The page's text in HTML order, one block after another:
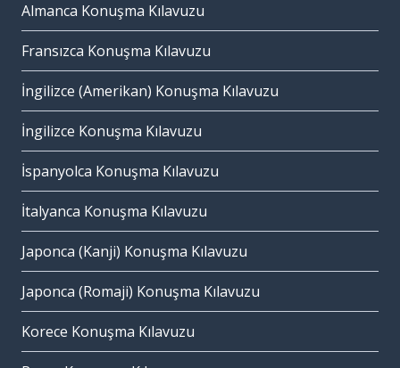
Almanca Konuşma Kılavuzu
Fransızca Konuşma Kılavuzu
İngilizce (Amerikan) Konuşma Kılavuzu
İngilizce Konuşma Kılavuzu
İspanyolca Konuşma Kılavuzu
İtalyanca Konuşma Kılavuzu
Japonca (Kanji) Konuşma Kılavuzu
Japonca (Romaji) Konuşma Kılavuzu
Korece Konuşma Kılavuzu